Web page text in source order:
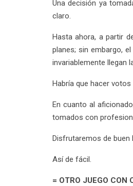
Una decisión ya
claro.
Hasta ahora, a partir
planes; sin embargo,
invariablemente llegan
Habría que hacer
En cuanto al
tomados con
Disfrutaremos de buen
Así de fácil.
= OTRO JUEGO CON